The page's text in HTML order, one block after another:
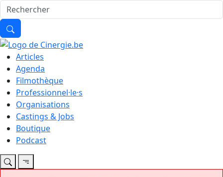
Articles
Agenda
Filmothèque
Professionnel·le·s
Organisations
Castings & Jobs
Boutique
Podcast